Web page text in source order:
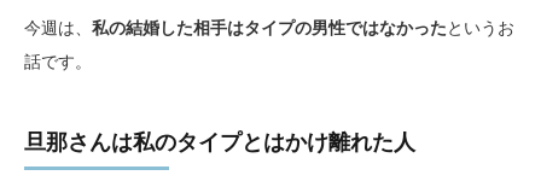
今週は、 私の結婚した相手はタイプの男性ではなかった というお
話です。
旦那さんは私のタイプとはかけ離れた人